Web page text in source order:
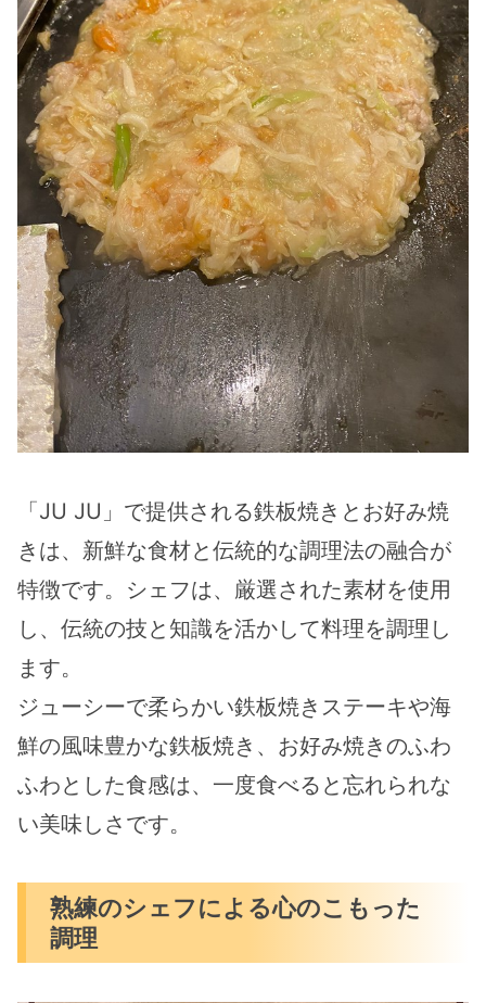
「JU JU」で提供される鉄板焼きとお好み焼
きは、新鮮な食材と伝統的な調理法の融合が
特徴です。シェフは、厳選された素材を使用
し、伝統の技と知識を活かして料理を調理し
ます。
ジューシーで柔らかい鉄板焼きステーキや海
鮮の風味豊かな鉄板焼き、お好み焼きのふわ
ふわとした食感は、一度食べると忘れられな
い美味しさです。
熟練のシェフによる心のこもった
調理